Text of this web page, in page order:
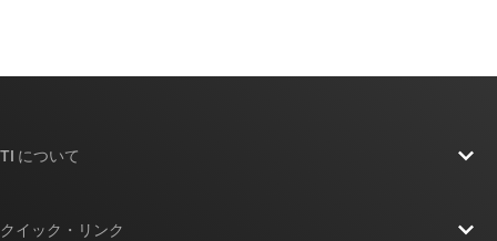
TI について
クイック・リンク